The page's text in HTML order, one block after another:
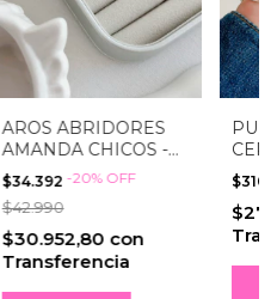
AROS ABRIDORES
AMANDA CHICOS -
PLATA 925
$34.392 -20% OFF
$42.990
$30.952,80 con
Transferencia